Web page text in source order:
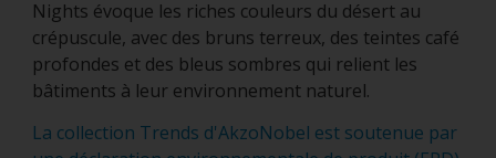
Nights évoque les riches couleurs du désert au
crépuscule, avec des bruns terreux, des teintes café
profondes et des bleus sombres qui relient les
bâtiments à leur environnement naturel.
La collection Trends d'AkzoNobel est soutenue par